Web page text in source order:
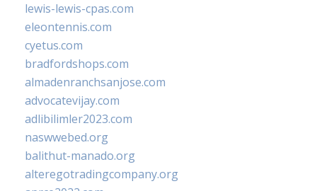
lewis-lewis-cpas.com
eleontennis.com
cyetus.com
bradfordshops.com
almadenranchsanjose.com
advocatevijay.com
adlibilimler2023.com
naswwebed.org
balithut-manado.org
alteregotradingcompany.org